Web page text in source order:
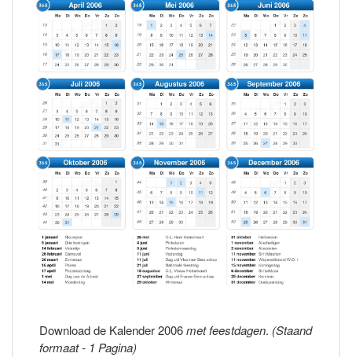
Download de Kalender 2006met feestdagen. (Staand
formaat - 1 Pagina)